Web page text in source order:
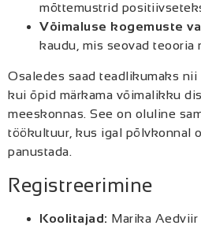
mõttemustrid
Võimaluse kogemuste
kaudu, mis seovad teooria
Osaledes saad teadlikumaks
kui õpid märkama võimalikku
meeskonnas. See on oluline
töökultuur, kus igal põlvkonnal
panustada.
Registreerimine
Koolitajad: Marika Aedviir